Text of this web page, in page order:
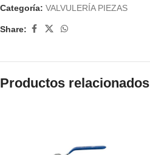
Categoría: VALVULERÍA PIEZAS
Share:
Productos relacionados